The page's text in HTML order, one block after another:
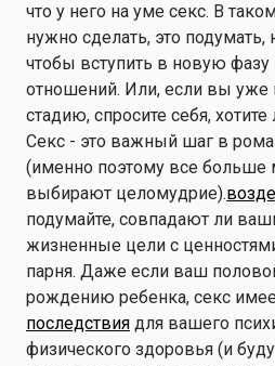
что у него на уме секс. В
нужно сделать, это
чтобы вступить в новую
отношений. Или, если вы уже
стадию, спросите себя,
Секс - это важный шаг в
(именно поэтому все
выбирают целомудрие).
подумайте, совпадают ли
жизненные цели с
парня. Даже если ваш
рождению ребенка, секс
последствия для вашего
физического здоровья (и